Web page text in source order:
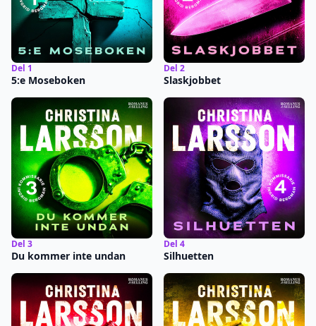
Del 1
5:e Moseboken
Del 2
Slaskjobbet
Del 3
Du kommer inte undan
Del 4
Silhuetten